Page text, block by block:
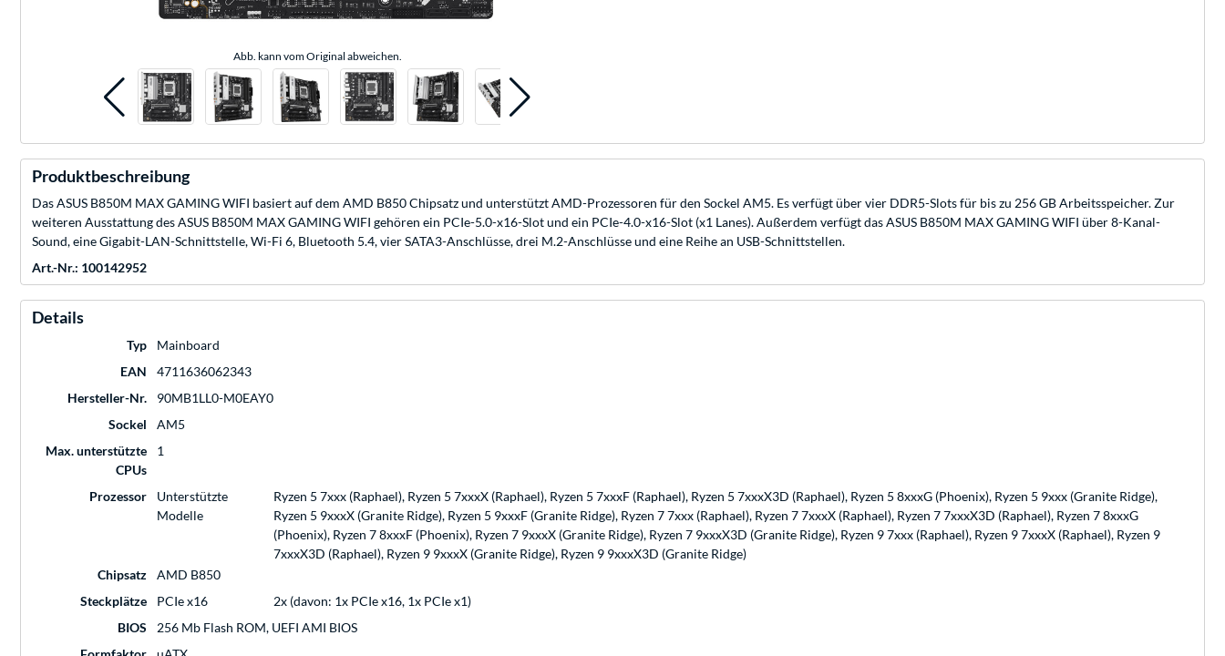
Abb. kann vom Original abweichen.
Produktbeschreibung
Das ASUS B850M MAX GAMING WIFI basiert auf dem AMD B850 Chipsatz und unterstützt AMD-Prozessoren für den Sockel AM5. Es verfügt über vier DDR5-Slots für bis zu 256 GB Arbeitsspeicher. Zur
weiteren Ausstattung des ASUS B850M MAX GAMING WIFI gehören ein PCIe-5.0-x16-Slot und ein PCIe-4.0-x16-Slot (x1 Lanes). Außerdem verfügt das ASUS B850M MAX GAMING WIFI über 8-Kanal-
Sound, eine Gigabit-LAN-Schnittstelle, Wi-Fi 6, Bluetooth 5.4, vier SATA3-Anschlüsse, drei M.2-Anschlüsse und eine Reihe an USB-Schnittstellen.
Art.-Nr.: 100142952
Details
Typ
Mainboard
EAN
4711636062343
Hersteller-Nr.
90MB1LL0-M0EAY0
Sockel
AM5
Max. unterstützte
CPUs
1
Prozessor
Unterstützte
Modelle
Ryzen 5 7xxx (Raphael), Ryzen 5 7xxxX (Raphael), Ryzen 5 7xxxF (Raphael), Ryzen 5 7xxxX3D (Raphael), Ryzen 5 8xxxG (Phoenix), Ryzen 5 9xxx (Granite Ridge),
Ryzen 5 9xxxX (Granite Ridge), Ryzen 5 9xxxF (Granite Ridge), Ryzen 7 7xxx (Raphael), Ryzen 7 7xxxX (Raphael), Ryzen 7 7xxxX3D (Raphael), Ryzen 7 8xxxG
(Phoenix), Ryzen 7 8xxxF (Phoenix), Ryzen 7 9xxxX (Granite Ridge), Ryzen 7 9xxxX3D (Granite Ridge), Ryzen 9 7xxx (Raphael), Ryzen 9 7xxxX (Raphael), Ryzen 9
7xxxX3D (Raphael), Ryzen 9 9xxxX (Granite Ridge), Ryzen 9 9xxxX3D (Granite Ridge)
Chipsatz
AMD B850
Steckplätze
PCIe x16
2x (davon: 1x PCIe x16, 1x PCIe x1)
BIOS
256 Mb Flash ROM, UEFI AMI BIOS